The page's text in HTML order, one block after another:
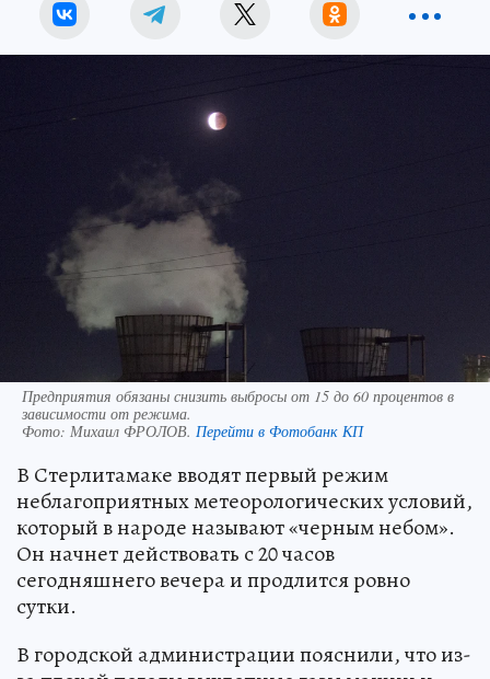
Предприятия обязаны снизить выбросы от 15 до 60 процентов в
зависимости от режима.
Фото: Михаил ФРОЛОВ. Перейти в Фотобанк КП
В Стерлитамаке вводят первый режим
неблагоприятных метеорологических условий,
который в народе называют «черным небом».
Он начнет действовать с 20 часов
сегодняшнего вечера и продлится ровно
сутки.
В городской администрации пояснили, что из-